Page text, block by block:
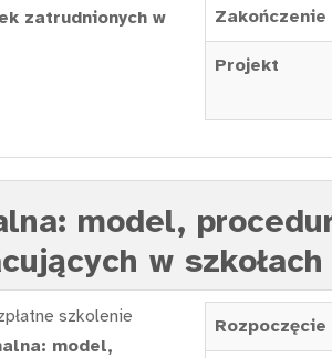
zatrudnionych w
Zakończenie
Projekt
model,
w
szkolenie
model,
Rozpoczęcie